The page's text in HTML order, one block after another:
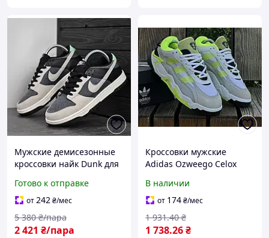
Мужские демисезонные
кроссовки найк Dunk для
Готово к отправке
от242₴/мес
2 421 ₴/пара
5 380 ₴/пара
Кроссовки мужские
Adidas Ozweego Celox
демисезонные
спортивные кроссовки
для повседневной носки
В наличии
от 174₴/мес
1 738.26₴
1 931.40 ₴